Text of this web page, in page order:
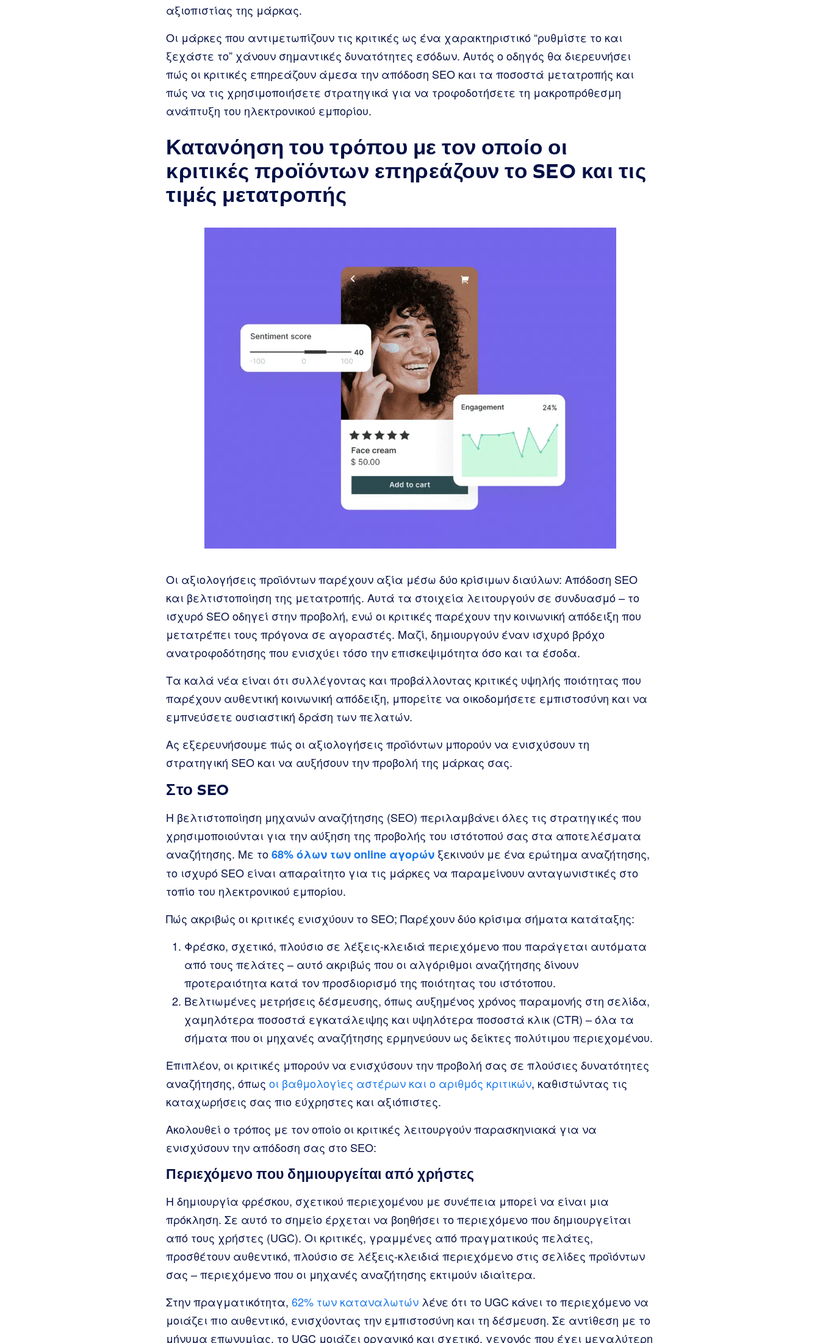
αξιοπιστίας της μάρκας.
Οι μάρκες που αντιμετωπίζουν τις κριτικές ως ένα χαρακτηριστικό “ρυθμίστε το και
ξεχάστε το” χάνουν σημαντικές δυνατότητες εσόδων. Αυτός ο οδηγός θα διερευνήσει
πώς οι κριτικές επηρεάζουν άμεσα την απόδοση SEO και τα ποσοστά μετατροπής και
πώς να τις χρησιμοποιήσετε στρατηγικά για να τροφοδοτήσετε τη μακροπρόθεσμη
ανάπτυξη του ηλεκτρονικού εμπορίου.
Κατανόηση του τρόπου με τον οποίο οι
κριτικές προϊόντων επηρεάζουν το SEO και τις
τιμές μετατροπής
Οι αξιολογήσεις προϊόντων παρέχουν αξία μέσω δύο κρίσιμων διαύλων: Απόδοση SEO
και βελτιστοποίηση της μετατροπής. Αυτά τα στοιχεία λειτουργούν σε συνδυασμό – το
ισχυρό SEO οδηγεί στην προβολή, ενώ οι κριτικές παρέχουν την κοινωνική απόδειξη που
μετατρέπει τους πρόγονα σε αγοραστές. Μαζί, δημιουργούν έναν ισχυρό βρόχο
ανατροφοδότησης που ενισχύει τόσο την επισκεψιμότητα όσο και τα έσοδα.
Τα καλά νέα είναι ότι συλλέγοντας και προβάλλοντας κριτικές υψηλής ποιότητας που
παρέχουν αυθεντική κοινωνική απόδειξη, μπορείτε να οικοδομήσετε εμπιστοσύνη και να
εμπνεύσετε ουσιαστική δράση των πελατών.
Ας εξερευνήσουμε πώς οι αξιολογήσεις προϊόντων μπορούν να ενισχύσουν τη
στρατηγική SEO και να αυξήσουν την προβολή της μάρκας σας.
Στο SEO
Η βελτιστοποίηση μηχανών αναζήτησης (SEO) περιλαμβάνει όλες τις στρατηγικές που
χρησιμοποιούνται για την αύξηση της προβολής του ιστότοπού σας στα αποτελέσματα
αναζήτησης. Με το68% όλων των online αγορών ξεκινούν με ένα ερώτημα αναζήτησης,
το ισχυρό SEO είναι απαραίτητο για τις μάρκες να παραμείνουν ανταγωνιστικές στο
τοπίο του ηλεκτρονικού εμπορίου.
Πώς ακριβώς οι κριτικές ενισχύουν το SEO; Παρέχουν δύο κρίσιμα σήματα κατάταξης:
Φρέσκο, σχετικό, πλούσιο σε λέξεις-κλειδιά περιεχόμενο που παράγεται αυτόματα
από τους πελάτες – αυτό ακριβώς που οι αλγόριθμοι αναζήτησης δίνουν
προτεραιότητα κατά τον προσδιορισμό της ποιότητας του ιστότοπου.
Βελτιωμένες μετρήσεις δέσμευσης, όπως αυξημένος χρόνος παραμονής στη σελίδα,
χαμηλότερα ποσοστά εγκατάλειψης και υψηλότερα ποσοστά κλικ (CTR) – όλα τα
σήματα που οι μηχανές αναζήτησης ερμηνεύουν ως δείκτες πολύτιμου περιεχομένου.
Επιπλέον, οι κριτικές μπορούν να ενισχύσουν την προβολή σας σε πλούσιες δυνατότητες
αναζήτησης, όπως οι βαθμολογίες αστέρων και ο αριθμός κριτικών, καθιστώντας τις
καταχωρήσεις σας πιο εύχρηστες και αξιόπιστες.
Ακολουθεί ο τρόπος με τον οποίο οι κριτικές λειτουργούν παρασκηνιακά για να
ενισχύσουν την απόδοση σας στο SEO:
Περιεχόμενο που δημιουργείται από χρήστες
Η δημιουργία φρέσκου, σχετικού περιεχομένου με συνέπεια μπορεί να είναι μια
πρόκληση. Σε αυτό το σημείο έρχεται να βοηθήσει το περιεχόμενο που δημιουργείται
από τους χρήστες (UGC). Οι κριτικές, γραμμένες από πραγματικούς πελάτες,
προσθέτουν αυθεντικό, πλούσιο σε λέξεις-κλειδιά περιεχόμενο στις σελίδες προϊόντων
σας – περιεχόμενο που οι μηχανές αναζήτησης εκτιμούν ιδιαίτερα.
Στην πραγματικότητα, 62% των καταναλωτών λένε ότι το UGC κάνει το περιεχόμενο να
μοιάζει πιο αυθεντικό, ενισχύοντας την εμπιστοσύνη και τη δέσμευση. Σε αντίθεση με το
μήνυμα επωνυμίας, το UGC μοιάζει οργανικό και σχετικό, γεγονός που έχει μεγαλύτερη